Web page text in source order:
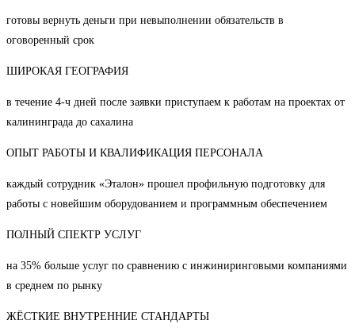
готовы вернуть деньги при невыполнении обязательств в
оговоренный срок
ШИРОКАЯ ГЕОГРАФИЯ
в течение 4-ч дней после заявки приступаем к работам на проектах от
калининграда до сахалина
ОПЫТ РАБОТЫ И КВАЛИФИКАЦИЯ ПЕРСОНАЛА
каждый сотрудник «Эталон» прошел профильную подготовку для
работы с новейшим оборудованием и программным обеспечением
ПОЛНЫЙ СПЕКТР УСЛУГ
на 35% больше услуг по сравнению с инжиниринговыми компаниями
в среднем по рынку
ЖЁСТКИЕ ВНУТРЕННИЕ СТАНДАРТЫ